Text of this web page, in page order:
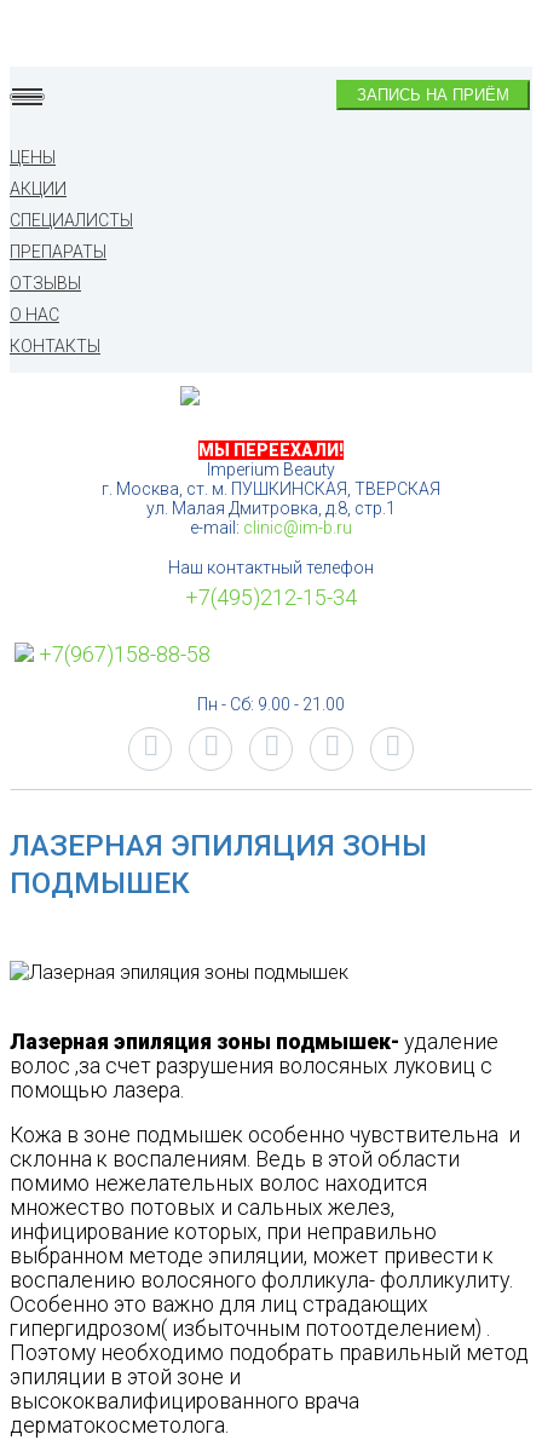
ЗАПИСЬ НА ПРИЁМ
ЦЕНЫ
АКЦИИ
СПЕЦИАЛИСТЫ
ПРЕПАРАТЫ
ОТЗЫВЫ
О НАС
КОНТАКТЫ
МЫ ПЕРЕЕХАЛИ!
Imperium Beauty
г. Москва, ст. м. ПУШКИНСКАЯ, ТВЕРСКАЯ
ул. Малая Дмитровка, д.8, стр.1
e-mail: clinic@im-b.ru
Наш контактный телефон
+7(495)212-15-34
+7(967)158-88-58
Пн - Сб: 9.00 - 21.00
ЛАЗЕРНАЯ ЭПИЛЯЦИЯ ЗОНЫ
ПОДМЫШЕК
Лазерная эпиляция зоны подмышек- удаление
волос ,за счет разрушения волосяных луковиц с
помощью лазера.
Кожа в зоне подмышек особенно чувствительна и
склонна к воспалениям. Ведь в этой области
помимо нежелательных волос находится
множество потовых и сальных желез,
инфицирование которых, при неправильно
выбранном методе эпиляции, может привести к
воспалению волосяного фолликула- фолликулиту.
Особенно это важно для лиц страдающих
гипергидрозом( избыточным потоотделением) .
Поэтому необходимо подобрать правильный метод
эпиляции в этой зоне и
высококвалифицированного врача
дерматокосметолога.